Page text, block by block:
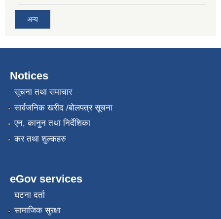
अन्य
Notices
सूचना तथा समाचार
सार्वजनिक खरीद /बोलपत्र सूचना
एन, कानुन तथा निर्देशिका
कर तथा शुल्कहरु
eGov services
घटना दर्ता
सामाजिक सुरक्षा